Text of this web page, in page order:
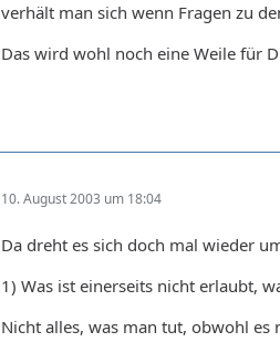
verhält man sich wenn Fragen zu
Das wird wohl noch eine Weile für
10. August 2003 um 18:04
Da dreht es sich doch mal wieder
1) Was ist einerseits nicht erlaubt,
Nicht alles, was man tut, obwohl